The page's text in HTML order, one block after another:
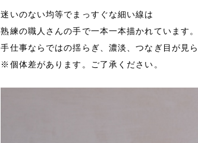
迷いのない均等でまっすぐな細い線は
熟練の職人さんの手で一本一本描かれています
手仕事ならではの揺らぎ、濃淡、つなぎ目が見
※個体差があります。ご了承ください。